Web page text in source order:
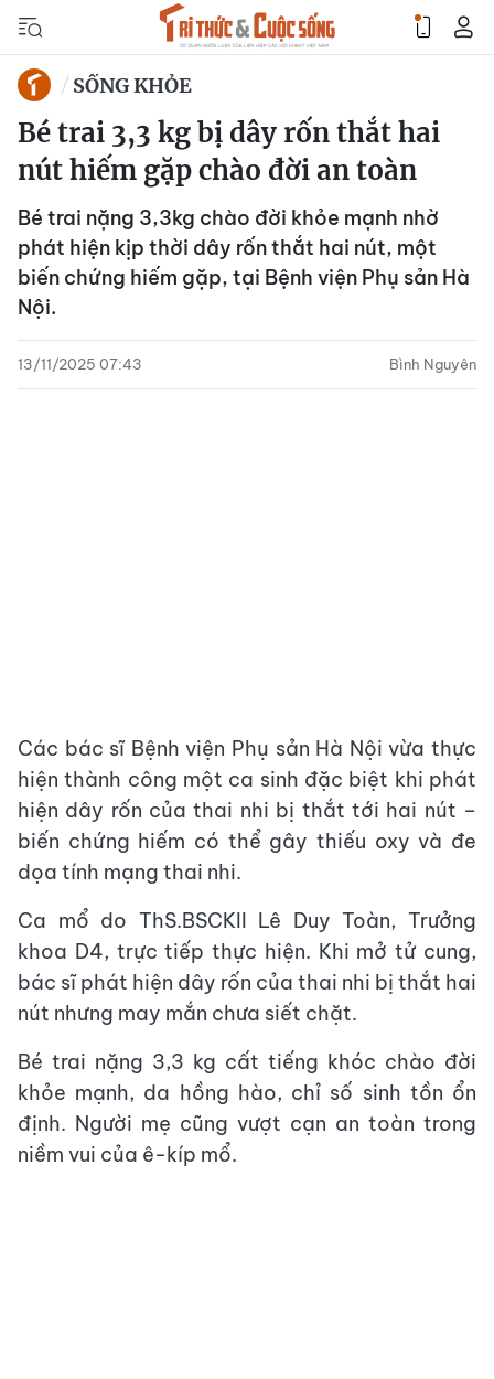
SỐNG KHỎE
Bé trai 3,3 kg bị dây rốn thắt hai
nút hiếm gặp chào đời an toàn
Bé trai nặng 3,3kg chào đời khỏe mạnh nhờ
phát hiện kịp thời dây rốn thắt hai nút, một
biến chứng hiếm gặp, tại Bệnh viện Phụ sản Hà
Nội.
13/11/2025 07:43 Bình Nguyên
Các bác sĩ Bệnh viện Phụ sản Hà Nội vừa thực
hiện thành công một ca sinh đặc biệt khi phát
hiện dây rốn của thai nhi bị thắt tới hai nút –
biến chứng hiếm có thể gây thiếu oxy và đe
dọa tính mạng thai nhi.
Ca mổ do ThS.BSCKII Lê Duy Toàn, Trưởng
khoa D4, trực tiếp thực hiện. Khi mở tử cung,
bác sĩ phát hiện dây rốn của thai nhi bị thắt hai
nút nhưng may mắn chưa siết chặt.
Bé trai nặng 3,3 kg cất tiếng khóc chào đời
khỏe mạnh, da hồng hào, chỉ số sinh tồn ổn
định. Người mẹ cũng vượt cạn an toàn trong
niềm vui của ê-kíp mổ.